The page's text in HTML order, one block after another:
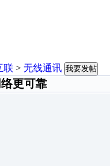
联 > 无线通讯 我要发帖
更可靠